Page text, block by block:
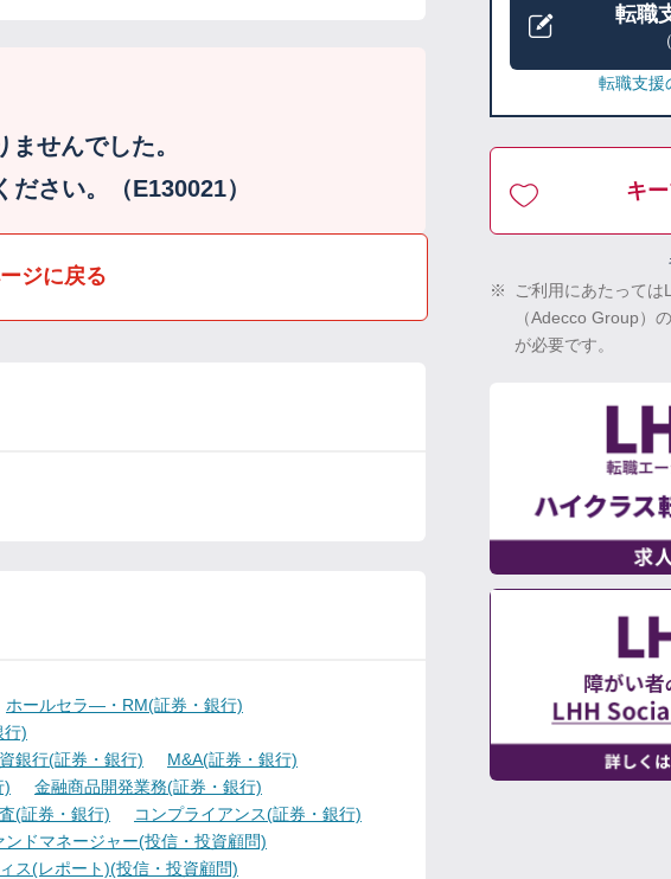
せんでした。
さい。（E130021）
ジに戻る
ホールセラ―・RM(証券・銀行)
行)
銀行(証券・銀行)
M&A(証券・銀行)
)
金融商品開発業務(証券・銀行)
(証券・銀行)
コンプライアンス(証券・銀行)
ンドマネージャー(投信・投資顧問)
ス(レポート)(投信・投資顧問)
転職
転職支援
キ
※
ご利用にあたっては
（Adecco Group）
が必要です。